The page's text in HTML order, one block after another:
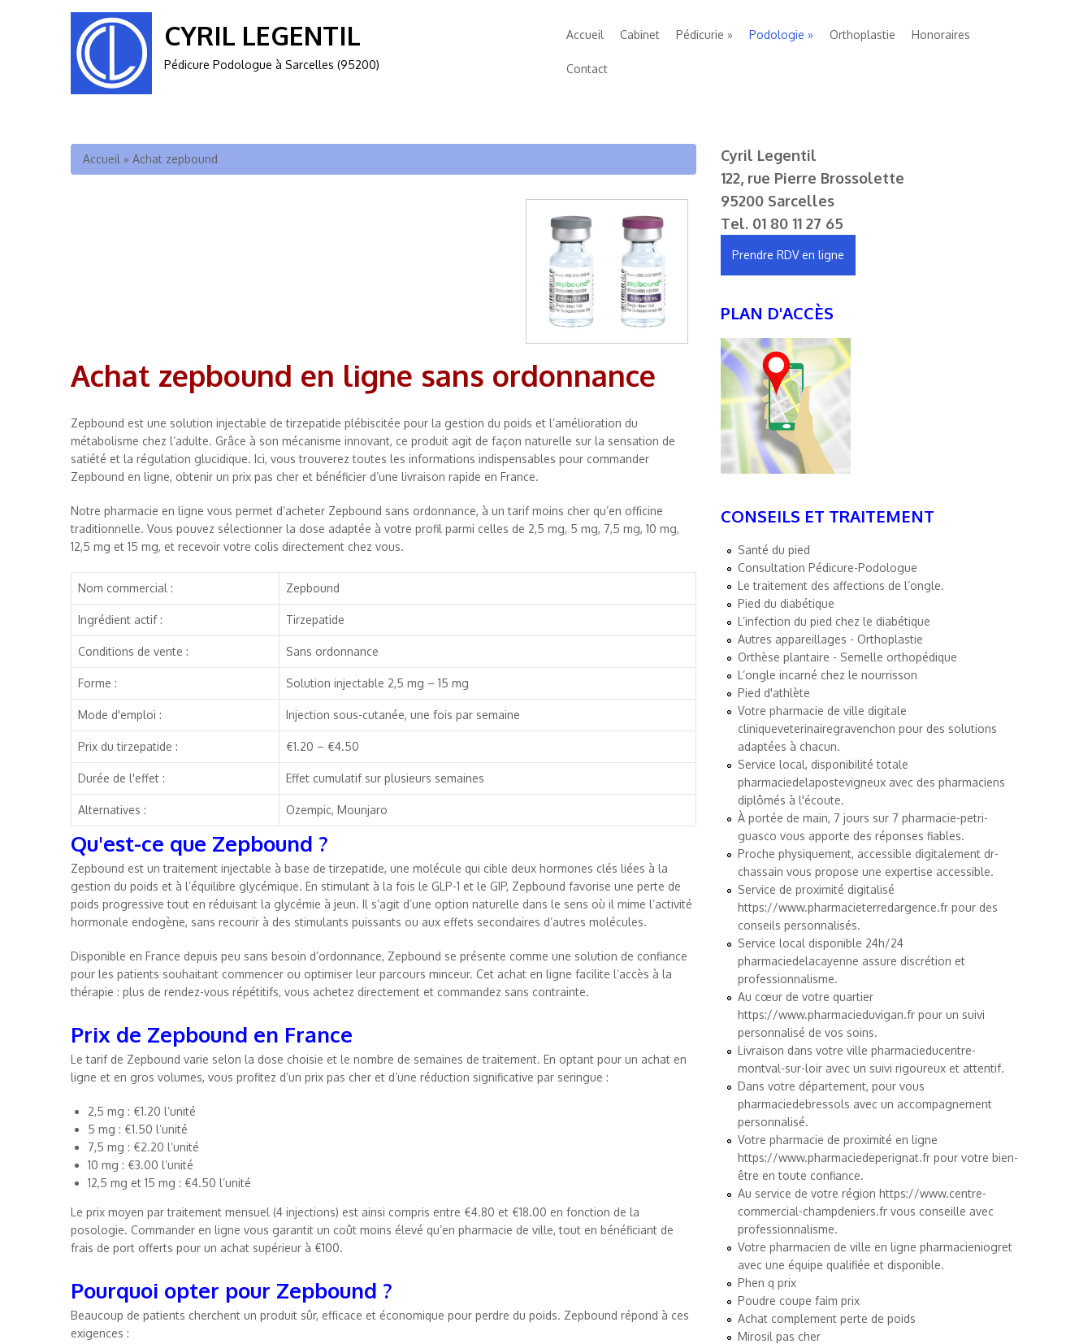
CYRIL LEGENTIL
Pédicure Podologue à Sarcelles (95200)
Accueil Cabinet Pédicurie Podologie Orthoplastie Honoraires
Contact
Vous êtes ici
Accueil » Achat zepbound
Achat zepbound en ligne sans ordonnance
Zepbound est une solution injectable de tirzepatide plébiscitée pour la gestion du poids et l’amélioration du
métabolisme chez l’adulte. Grâce à son mécanisme innovant, ce produit agit de façon naturelle sur la sensation de
satiété et la régulation glucidique. Ici, vous trouverez toutes les informations indispensables pour commander
Zepbound en ligne, obtenir un prix pas cher et bénéficier d’une livraison rapide en France.
Notre pharmacie en ligne vous permet d’acheter Zepbound sans ordonnance, à un tarif moins cher qu’en officine
traditionnelle. Vous pouvez sélectionner la dose adaptée à votre profil parmi celles de 2,5 mg, 5 mg, 7,5 mg, 10 mg,
12,5 mg et 15 mg, et recevoir votre colis directement chez vous.
Nom commercial : Zepbound
Ingrédient actif : Tirzepatide
Conditions de vente : Sans ordonnance
Forme : Solution injectable 2,5 mg – 15 mg
Mode d'emploi : Injection sous-cutanée, une fois par semaine
Prix du tirzepatide : €1.20 – €4.50
Durée de l'effet : Effet cumulatif sur plusieurs semaines
Alternatives : Ozempic, Mounjaro
Qu'est-ce que Zepbound ?
Zepbound est un traitement injectable à base de tirzepatide, une molécule qui cible deux hormones clés liées à la
gestion du poids et à l’équilibre glycémique. En stimulant à la fois le GLP-1 et le GIP, Zepbound favorise une perte de
poids progressive tout en réduisant la glycémie à jeun. Il s’agit d’une option naturelle dans le sens où il mime l’activité
hormonale endogène, sans recourir à des stimulants puissants ou aux effets secondaires d’autres molécules.
Disponible en France depuis peu sans besoin d’ordonnance, Zepbound se présente comme une solution de confiance
pour les patients souhaitant commencer ou optimiser leur parcours minceur. Cet achat en ligne facilite l’accès à la
thérapie : plus de rendez-vous répétitifs, vous achetez directement et commandez sans contrainte.
Prix de Zepbound en France
Le tarif de Zepbound varie selon la dose choisie et le nombre de semaines de traitement. En optant pour un achat en
ligne et en gros volumes, vous profitez d’un prix pas cher et d’une réduction significative par seringue :
2,5 mg : €1.20 l’unité
5 mg : €1.50 l’unité
7,5 mg : €2.20 l’unité
10 mg : €3.00 l’unité
12,5 mg et 15 mg : €4.50 l’unité
Le prix moyen par traitement mensuel (4 injections) est ainsi compris entre €4.80 et €18.00 en fonction de la
posologie. Commander en ligne vous garantit un coût moins élevé qu’en pharmacie de ville, tout en bénéficiant de
frais de port offerts pour un achat supérieur à €100.
Pourquoi opter pour Zepbound ?
Beaucoup de patients cherchent un produit sûr, efficace et économique pour perdre du poids. Zepbound répond à ces
exigences :
Cyril Legentil
122, rue Pierre Brossolette
95200 Sarcelles
Tel. 01 80 11 27 65
Prendre RDV en ligne
PLAN D'ACCÈS
CONSEILS ET TRAITEMENT
Santé du pied
Consultation Pédicure-Podologue
Le traitement des affections de l’ongle.
Pied du diabétique
L’infection du pied chez le diabétique
Autres appareillages - Orthoplastie
Orthèse plantaire - Semelle orthopédique
L’ongle incarné chez le nourrisson
Pied d'athlète
Votre pharmacie de ville digitale
cliniqueveterinairegravenchon pour des solutions
adaptées à chacun.
Service local, disponibilité totale
pharmaciedelapostevigneux avec des pharmaciens
diplômés à l'écoute.
À portée de main, 7 jours sur 7 pharmacie-petri-
guasco vous apporte des réponses fiables.
Proche physiquement, accessible digitalement dr-
chassain vous propose une expertise accessible.
Service de proximité digitalisé
https://www.pharmacieterredargence.fr pour des
conseils personnalisés.
Service local disponible 24h/24
pharmaciedelacayenne assure discrétion et
professionnalisme.
Au cœur de votre quartier
https://www.pharmacieduvigan.fr pour un suivi
personnalisé de vos soins.
Livraison dans votre ville pharmacieducentre-
montval-sur-loir avec un suivi rigoureux et attentif.
Dans votre département, pour vous
pharmaciedebressols avec un accompagnement
personnalisé.
Votre pharmacie de proximité en ligne
https://www.pharmaciedeperignat.fr pour votre bien-
être en toute confiance.
Au service de votre région https://www.centre-
commercial-champdeniers.fr vous conseille avec
professionnalisme.
Votre pharmacien de ville en ligne pharmacieniogret
avec une équipe qualifiée et disponible.
Phen q prix
Poudre coupe faim prix
Achat complement perte de poids
Mirosil pas cher